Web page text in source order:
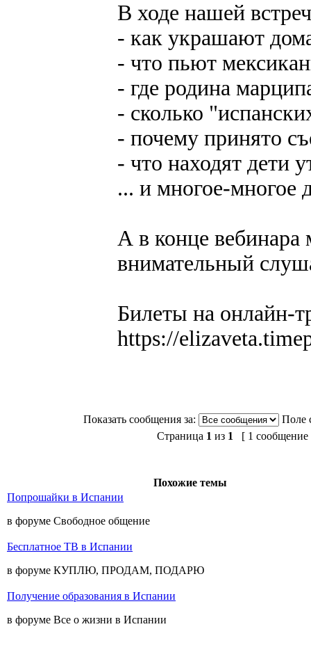
В ходе нашей
- как украшают
- что пьют
- где родина
- сколько
- почему принято
- что находят дети
... и многое-многое
А в конце
внимательный
Билеты на онлайн-
https://
Показать сообщения за:
Поле
Страница 1 из 1 [ 1 сообщение
Похожие темы
Попрошайки в Испании
в форуме Свободное общение
Бесплатное ТВ в Испании
в форуме КУПЛЮ, ПРОДАМ, ПОДАРЮ
Получение образования в Испании
в форуме Все о жизни в Испании